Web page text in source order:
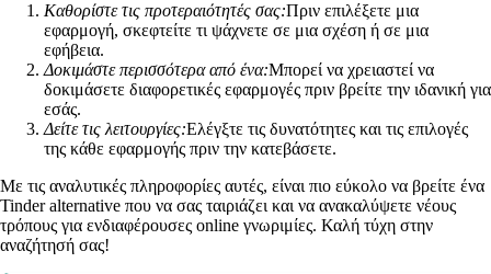
Καθορίστε τις προτεραιότητές σας:Πριν επιλέξετε μια
εφαρμογή, σκεφτείτε τι ψάχνετε σε μια σχέση ή σε μια
εφήβεια.
Δοκιμάστε περισσότερα από ένα:Μπορεί να χρειαστεί να
δοκιμάσετε διαφορετικές εφαρμογές πριν βρείτε την ιδανική για
εσάς.
Δείτε τις λειτουργίες:Ελέγξτε τις δυνατότητες και τις επιλογές
της κάθε εφαρμογής πριν την κατεβάσετε.
Με τις αναλυτικές πληροφορίες αυτές, είναι πιο εύκολο να βρείτε ένα
Tinder alternative που να σας ταιριάζει και να ανακαλύψετε νέους
τρόπους για ενδιαφέρουσες online γνωριμίες. Καλή τύχη στην
αναζήτησή σας!